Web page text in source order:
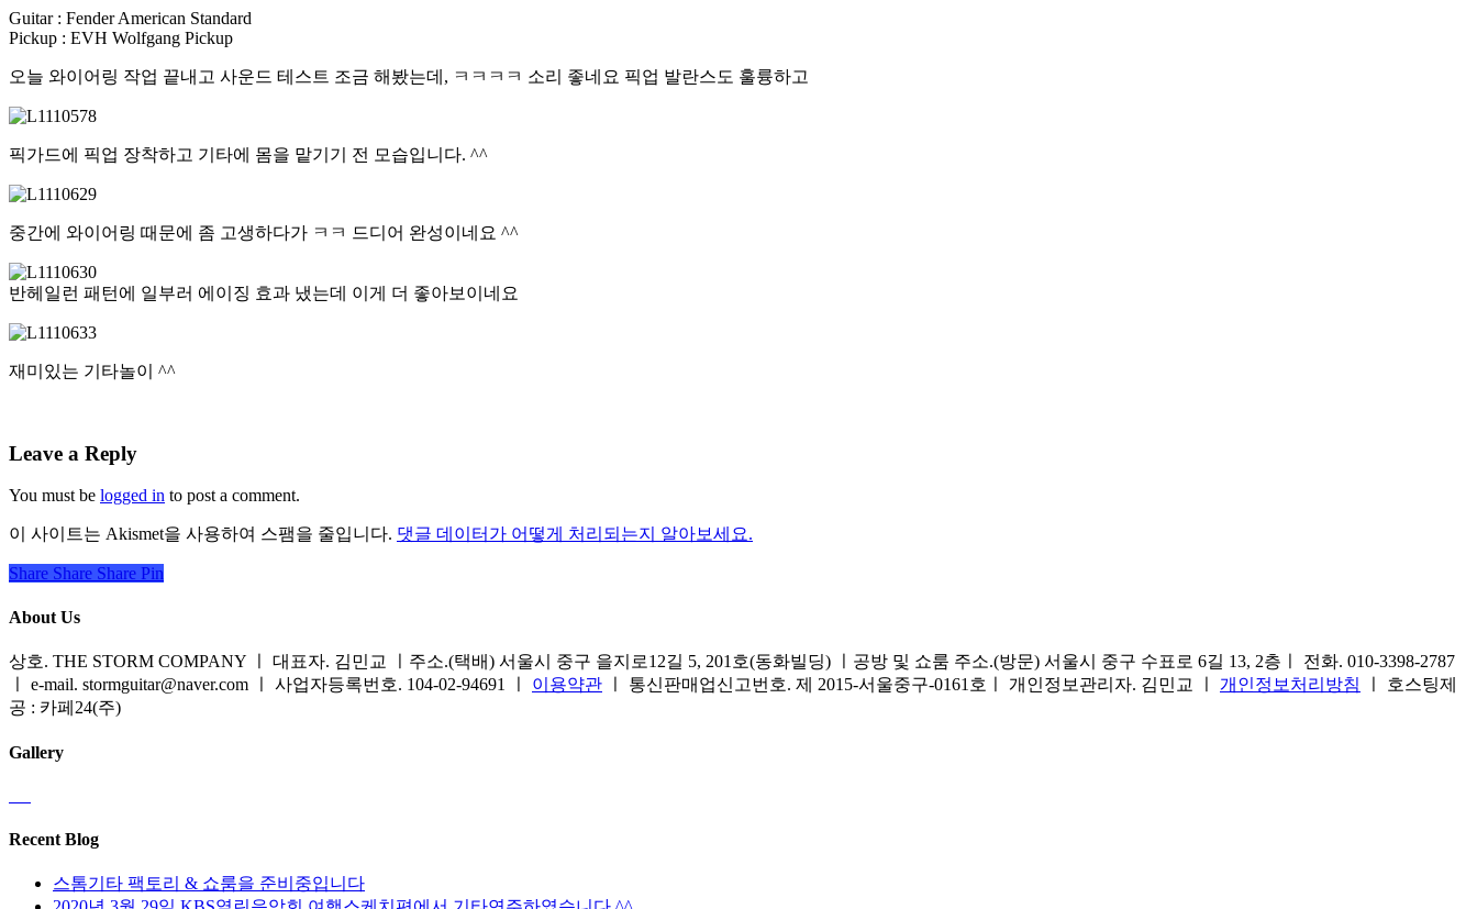
Guitar : Fender American Standard
Pickup : EVH Wolfgang Pickup
오늘 와이어링 작업 끝내고 사운드 테스트 조금 해봤는데, ㅋㅋㅋㅋ 소리 좋네요 픽업 발란스도 훌륭하고
픽가드에 픽업 장착하고 기타에 몸을 맡기기 전 모습입니다. ^^
중간에 와이어링 때문에 좀 고생하다가 ㅋㅋ 드디어 완성이네요 ^^
반헤일런 패턴에 일부러 에이징 효과 냈는데 이게 더 좋아보이네요
재미있는 기타놀이 ^^
Leave a Reply
You must be logged in to post a comment.
이 사이트는 Akismet을 사용하여 스팸을 줄입니다. 댓글 데이터가 어떻게 처리되는지 알아보세요.
Share
Share Share Share Pin
About Us
상호. THE STORM COMPANY ㅣ 대표자. 김민교 ㅣ주소.(택배) 서울시 중구 을지로12길 5, 201호(동화빌딩) ㅣ공방 및 쇼룸 주소.(방문) 서울시 중구 수표로 6길 13, 2층ㅣ 전화. 010-3398-2787
ㅣ e-mail. stormguitar@naver.com ㅣ 사업자등록번호. 104-02-94691 ㅣ 이용약관 ㅣ 통신판매업신고번호. 제 2015-서울중구-0161호ㅣ 개인정보관리자. 김민교 ㅣ 개인정보처리방침
ㅣ 호스팅제
공 : 카페24(주)
Gallery
Recent Blog
스톰기타 팩토리 & 쇼룸을 준비중입니다